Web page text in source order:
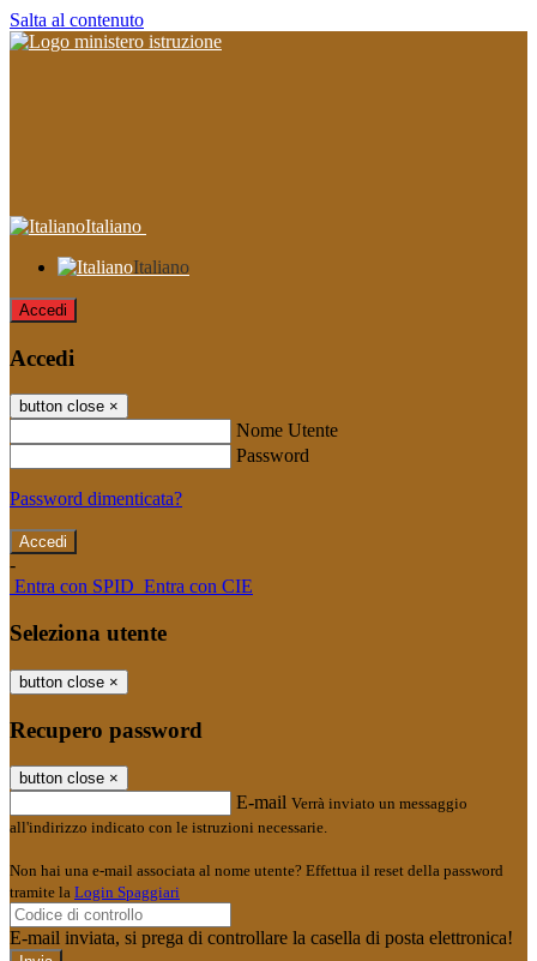
Salta al contenuto
Italiano
Italiano
Accedi
Accedi
button close ×
Nome Utente
Password
Password dimenticata?
-
Entra con SPID Entra con CIE
Seleziona utente
button close ×
Recupero password
button close ×
E-mail Verrà inviato un messaggio
all'indirizzo indicato con le istruzioni necessarie.
Non hai una e-mail associata al nome utente? Effettua il reset della password
tramite la Login Spaggiari
E-mail inviata, si prega di controllare la casella di posta elettronica!